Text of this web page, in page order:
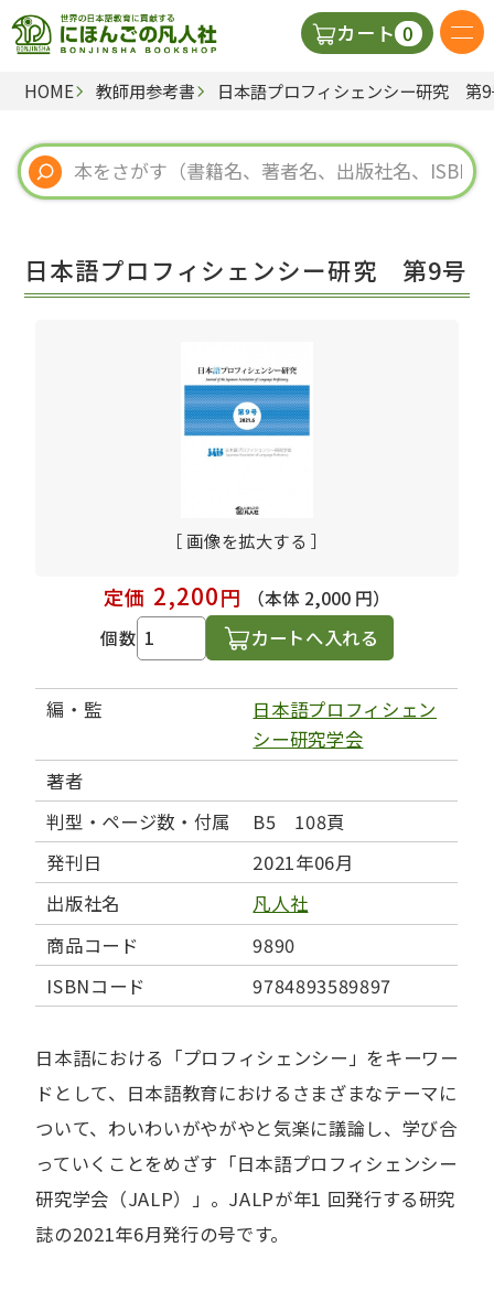
カート 0
日本語の教科書
視聴覚・補助教材
教師用参考書
HOME 教師用参考書 日本語プロフィシェンシー研究 第
日本語プロフィシェンシー研究 第9号
［ 画像を拡大する ］
定価 2,200円
（本体 2,000 円）
個数
カートへ入れる
編・監
日本語プロフィシェン
シー研究学会
著者
判型・ページ数・付属
B5 108頁
発刊日
2021年06月
出版社名
凡人社
商品コード
9890
ISBNコード
9784893589897
日本語における「プロフィシェンシー」をキーワー
ドとして、日本語教育におけるさまざまなテーマに
ついて、わいわいがやがやと気楽に議論し、学び合
っていくことをめざす「日本語プロフィシェンシー
研究学会（JALP）」。JALPが年1 回発行する研究
誌の2021年6月発行の号です。